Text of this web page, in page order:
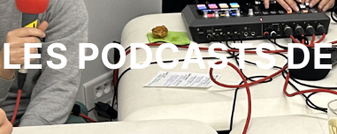
LES PODCASTS